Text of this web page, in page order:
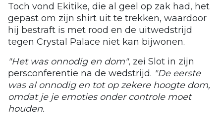
Toch vond Ekitike, die al geel op zak had, het
gepast om zijn shirt uit te trekken, waardoor
hij bestraft is met rood en de uitwedstrijd
tegen Crystal Palace niet kan bijwonen.
"Het was onnodig en dom", zei Slot in zijn
persconferentie na de wedstrijd. "De eerste
was al onnodig en tot op zekere hoogte dom,
omdat je je emoties onder controle moet
houden.